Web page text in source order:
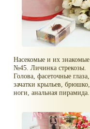
Насекомые и их знакомые
№45. Личинка стрекозы.
Голова, фасеточные глаза,
зачатки крыльев, брюшко,
ноги, анальная пирамида.